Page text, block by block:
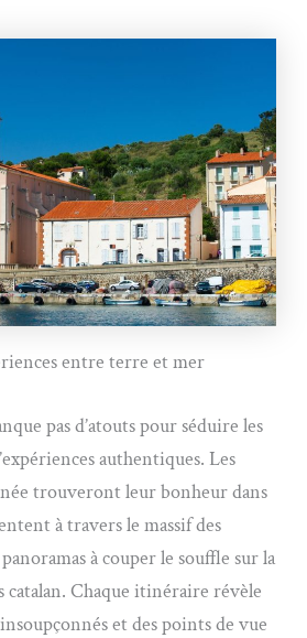
entre terre et mer
pas d’atouts pour séduire les
authentiques. Les
trouveront leur bonheur dans
à travers le massif des
à couper le souffle sur la
catalan. Chaque itinéraire révèle
et des points de vue